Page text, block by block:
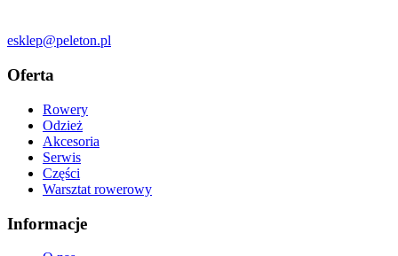
esklep@peleton.pl
Oferta
Rowery
Odzież
Akcesoria
Serwis
Części
Warsztat rowerowy
Informacje